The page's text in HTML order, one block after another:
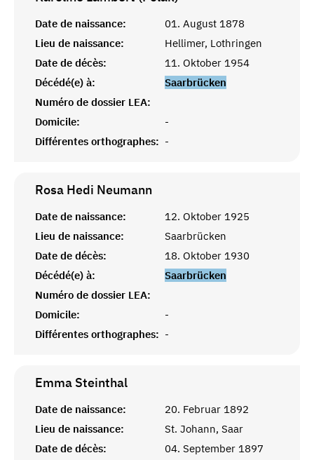
Date de naissance:
01. August 1878
Lieu de naissance:
Hellimer, Lothringen
Date de décès:
11. Oktober 1954
Décédé(e) à:
Saarbrücken
Numéro de dossier LEA:
Domicile:
-
Différentes orthographes: -
Rosa Hedi Neumann
Date de naissance:
12. Oktober 1925
Lieu de naissance:
Saarbrücken
Date de décès:
18. Oktober 1930
Décédé(e) à:
Saarbrücken
Numéro de dossier LEA:
Domicile:
-
Différentes orthographes: -
Emma Steinthal
Date de naissance:
20. Februar 1892
Lieu de naissance:
St. Johann, Saar
Date de décès:
04. September 1897